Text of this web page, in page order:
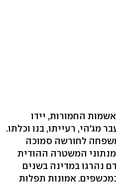
החמורות, יידו
מג'הי, רעייתו, בנו וכלתו.
לחורשה סמוכה
מנתוני המשטרה ההודית
מ-500 בני אדם נהרגו במדינה בשנים
אמונות תפלות